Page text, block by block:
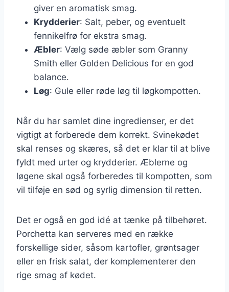
giver en aromatisk smag.
Krydderier: Salt, peber, og eventuelt
fennikelfrø for ekstra smag.
Æbler: Vælg søde æbler som Granny
Smith eller Golden Delicious for en god
balance.
Løg: Gule eller røde løg til løgkompotten.
Når du har samlet dine ingredienser, er det
vigtigt at forberede dem korrekt. Svinekødet
skal renses og skæres, så det er klar til at blive
fyldt med urter og krydderier. Æblerne og
løgene skal også forberedes til kompotten, som
vil tilføje en sød og syrlig dimension til retten.
Det er også en god idé at tænke på tilbehøret.
Porchetta kan serveres med en række
forskellige sider, såsom kartofler, grøntsager
eller en frisk salat, der komplementerer den
rige smag af kødet.